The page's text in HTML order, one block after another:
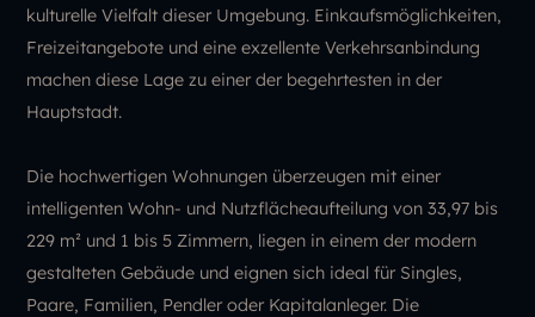
kulturelle Vielfalt dieser Umgebung. Einkaufsmöglichkeiten,
Freizeitangebote und eine exzellente Verkehrsanbindung
machen diese Lage zu einer der begehrtesten in der
Hauptstadt.
Die hochwertigen Wohnungen überzeugen mit einer
intelligenten Wohn- und Nutzflächeaufteilung von 33,97 bis
229 m² und 1 bis 5 Zimmern, liegen in einem der modern
gestalteten Gebäude und eignen sich ideal für Singles,
Paare, Familien, Pendler oder Kapitalanleger. Die